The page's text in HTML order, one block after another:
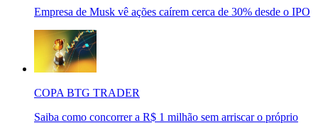
Empresa de Musk vê ações caírem cerca de 30% desde o IPO
COPA BTG TRADER
Saiba como concorrer a R$ 1 milhão sem arriscar o próprio